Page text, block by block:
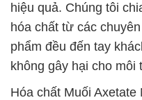
hiệu quả. Chúng tôi
hóa chất từ các
phẩm đều đến tay
không gây hại cho môi
Hóa chất Muối